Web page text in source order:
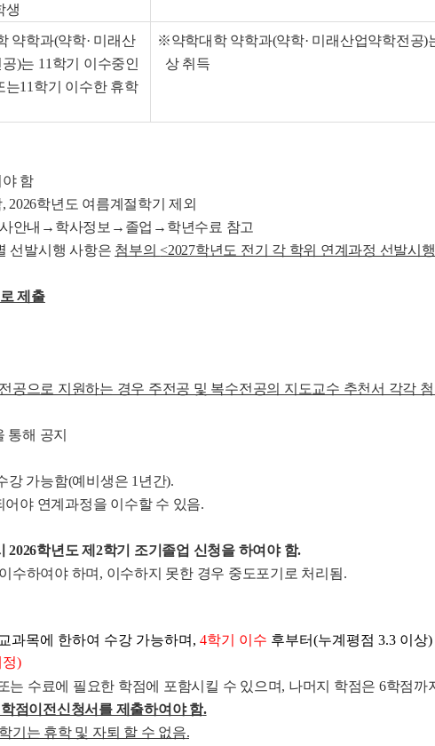
생
약학과(약학· 미래산
)는 11학기 이수중인
는11학기 이수한 휴학
※약학대학 약학과(약학· 미래산업약학전공)
상 취득
함
학년도 여름계절학기 제외
안내→학사정보→졸업→학년수료 참고
선발시행 사항은 첨부의 <2027학년도 전기 각 학위 연계과정 선발시
제출
공으로 지원하는 경우 주전공 및 복수전공의 지도교수 추천서 각각
통해 공지
강 가능함(예비생은 1년간).
야 연계과정을 이수할 수 있음.
2026학년도 제2학기 조기졸업 신청을 하여야 함.
수하여야 하며, 이수하지 못한 경우 중도포기로 처리됨.
과목에 한하여 수강 가능하며, 4학기 이수 후부터(누계평점 3.3 이상
정)
수료에 필요한 학점에 포함시킬 수 있으며, 나머지 학점은 6학점
점이전신청서를 제출하여야 함.
기는 휴학 및 자퇴 할 수 없음.